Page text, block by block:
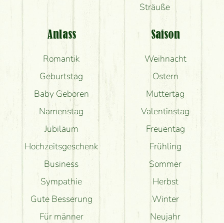
Sträuße
Anlass
Romantik
Geburtstag
Baby Geboren
Namenstag
Jubiläum
Hochzeitsgeschenk
Business
Sympathie
Gute Besserung
Für männer
Saison
Weihnacht
Ostern
Muttertag
Valentinstag
Freuentag
Frühling
Sommer
Herbst
Winter
Neujahr